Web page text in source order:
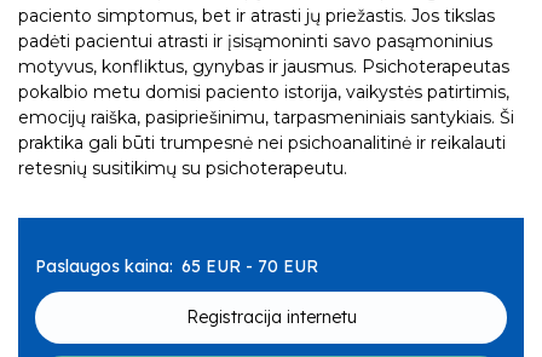
Dalia Minialgienė
Dalia Rusteikienė
Edgaras Čiūras
Jurga Vaičiulytė
Kristina Lašaitė
Marius Karnickas
Vilija Narbutienė
Karolis Didžiokas
Lora Šapailienė
Viktorija Tarozienė
Vita Čioraitienė
Atėnė Budriūnienė
Birutė Lukšaitė
Daiva Pupšytė
Dalia Minialgienė
Edgaras Čiūras
Kristina Lašaitė
Lina Matutytė
Liudvikas Lazauskas
Vaikų ir paauglių psichiatrai
Austėja M. Baškytė
Birutė Lukšaitė
Daiva Pupšytė
Darja Rojaka
Jovita Anikinaitė
Rūta Šileikienė
Vaikų ir paauglių psichologai
Gintarė Jonutienė
Neringa Jūrelienė
Vaikų ir paauglių psichoterapeutai
Rūta Šileikienė
Renata Kurlytė
Paslaugos vaikams ir paaugliams
paciento simptomus, bet ir atrasti jų priežastis. Jos tikslas
padėti pacientui atrasti ir įsisąmoninti savo pasąmoninius
motyvus, konfliktus, gynybas ir jausmus. Psichoterapeutas
pokalbio metu domisi paciento istorija, vaikystės patirtimis,
emocijų raiška, pasipriešinimu, tarpasmeniniais santykiais. Ši
praktika gali būti trumpesnė nei psichoanalitinė ir reikalauti
retesnių susitikimų su psichoterapeutu.
Paslaugos kaina: 65 EUR - 70 EUR
Registracija internetu